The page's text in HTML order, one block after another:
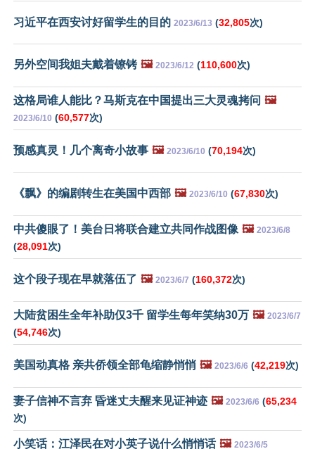
习近平在西安讨好留学生的目的 2023/6/13 (32,805次)
另外空间我姐夫戴着镣铐 🖼️ 2023/6/12 (110,600次)
这格局谁人能比？马斯克在中国提出三大灵魂拷问 🖼️
2023/6/10 (60,577次)
预感真灵！几个离奇小故事 🖼️ 2023/6/10 (70,194次)
《飘》的编剧转生在美国中西部 🖼️ 2023/6/10 (67,830次)
中共傻眼了！美台日将联合建立共同作战图像 🖼️ 2023/6/8
(28,091次)
这个段子现在早就落伍了 🖼️ 2023/6/7 (160,372次)
大陆贫困生全年补助仅3千 留学生每年笑纳30万 🖼️ 2023/6/7
(54,746次)
美国动真格 亲共侨领全部龟缩静悄悄 🖼️ 2023/6/6 (42,219次)
妻子信神不言弃 昏迷丈夫醒来见证神迹 🖼️ 2023/6/6 (65,234
次)
小笑话：江泽民在对小英子说什么悄悄话 🖼️ 2023/6/5